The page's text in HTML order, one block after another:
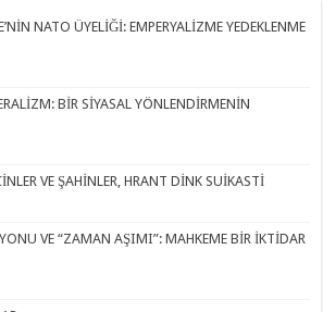
NATO ÜYELİĞİ: EMPERYALİZME YEDEKLENME
BİR SİYASAL YÖNLENDİRMENİN
VE ŞAHİNLER, HRANT DİNK SUİKASTİ
VE “ZAMAN AŞIMI”: MAHKEME BİR İKTİDAR